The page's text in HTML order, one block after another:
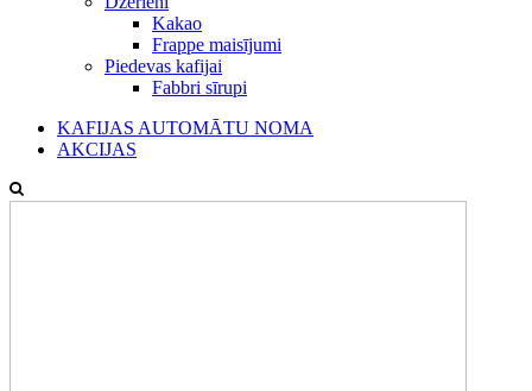
Kakao
Frappe maisījumi
Piedevas kafijai
Fabbri sīrupi
KAFIJAS AUTOMĀTU NOMA
AKCIJAS